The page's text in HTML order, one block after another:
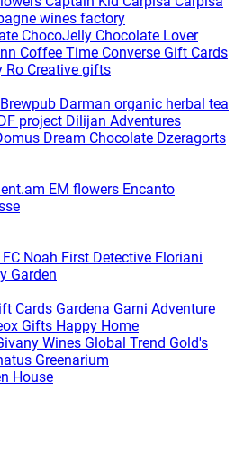
wines factory
ChocoJelly Chocolate Lover
Coffee Time Converse Gift Cards
Ro Creative gifts
Darman organic herbal tea
project Dilijan Adventures
Dream Chocolate Dzeragorts
EM flowers Encanto
FC Noah First Detective Floriani
Garden
Cards Gardena Garni Adventure
Gifts Happy Home
Wines Global Trend Gold's
Greenarium
House